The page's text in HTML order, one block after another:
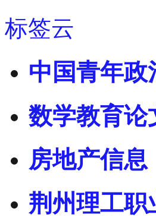
标签云
中国青年政
数学教育论
房地产信息
荆州理工职